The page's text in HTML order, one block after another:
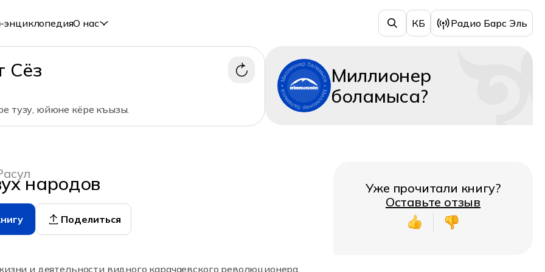
энциклопедияО нас КБ Радио Барс Эль
Сёз
тузу, юйюне кёре къызы.
Миллионер
боламыса?
народов
Поделиться
и деятельности видного карачаевского революционера,
Уже прочитали книгу?
Оставьте отзыв